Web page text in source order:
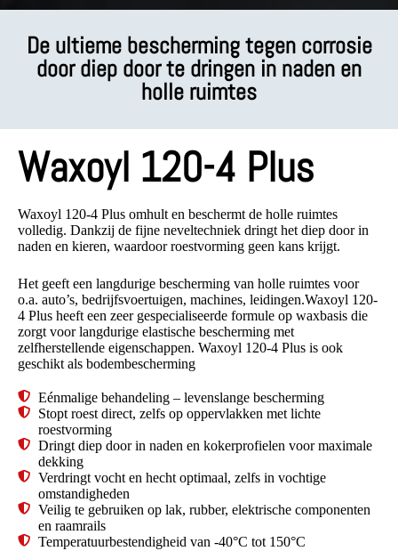
De ultieme bescherming tegen corrosie
door diep door te dringen in naden en
holle ruimtes
Waxoyl 120-4 Plus
Waxoyl 120-4 Plus omhult en beschermt de holle ruimtes
volledig. Dankzij de fijne neveltechniek dringt het diep door in
naden en kieren, waardoor roestvorming geen kans krijgt.
Het geeft een langdurige bescherming van holle ruimtes voor
o.a. auto’s, bedrijfsvoertuigen, machines, leidingen.Waxoyl 120-
4 Plus heeft een zeer gespecialiseerde formule op waxbasis die
zorgt voor langdurige elastische bescherming met
zelfherstellende eigenschappen. Waxoyl 120-4 Plus is ook
geschikt als bodembescherming
Eénmalige behandeling – levenslange bescherming
Stopt roest direct, zelfs op oppervlakken met lichte
roestvorming
Dringt diep door in naden en kokerprofielen voor maximale
dekking
Verdringt vocht en hecht optimaal, zelfs in vochtige
omstandigheden
Veilig te gebruiken op lak, rubber, elektrische componenten
en raamrails
Temperatuurbestendigheid van -40°C tot 150°C